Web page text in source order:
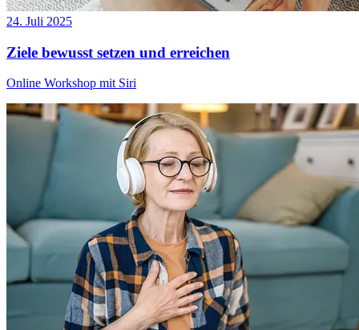
24. Juli 2025
Ziele bewusst setzen und erreichen
Online Workshop mit Siri